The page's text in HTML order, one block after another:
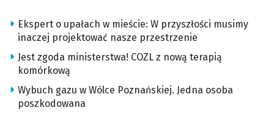
Ekspert o upałach w mieście: W przyszłości musimy
inaczej projektować nasze przestrzenie
Jest zgoda ministerstwa! COZL z nową terapią
komórkową
Wybuch gazu w Wólce Poznańskiej. Jedna osoba
poszkodowana